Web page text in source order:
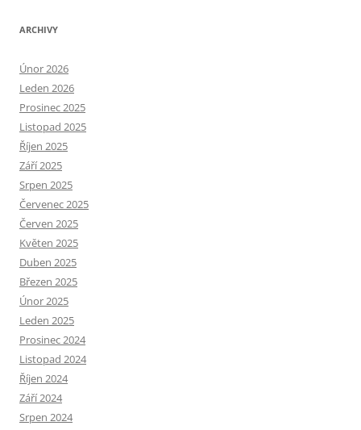
ARCHIVY
Únor 2026
Leden 2026
Prosinec 2025
Listopad 2025
Říjen 2025
Září 2025
Srpen 2025
Červenec 2025
Červen 2025
Květen 2025
Duben 2025
Březen 2025
Únor 2025
Leden 2025
Prosinec 2024
Listopad 2024
Říjen 2024
Září 2024
Srpen 2024